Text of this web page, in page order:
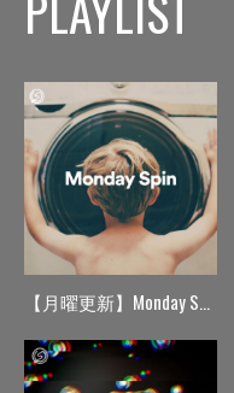
【月曜更新】Monday Spin